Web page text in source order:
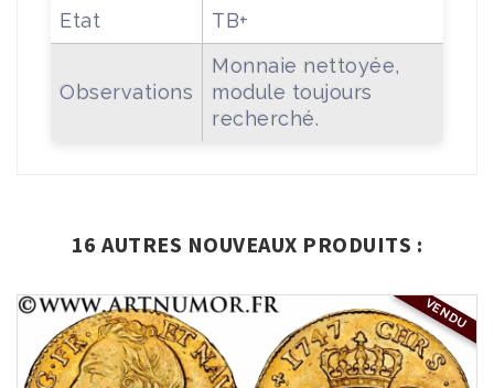
Etat
TB+
Observations
Monnaie nettoyée,
module toujours
recherché.
16 AUTRES NOUVEAUX PRODUITS :
VENDU